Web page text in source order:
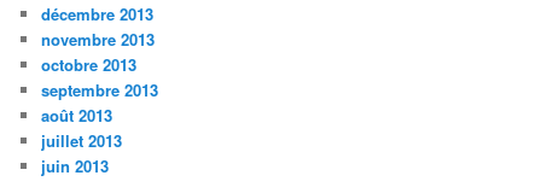
décembre 2013
novembre 2013
octobre 2013
septembre 2013
août 2013
juillet 2013
juin 2013